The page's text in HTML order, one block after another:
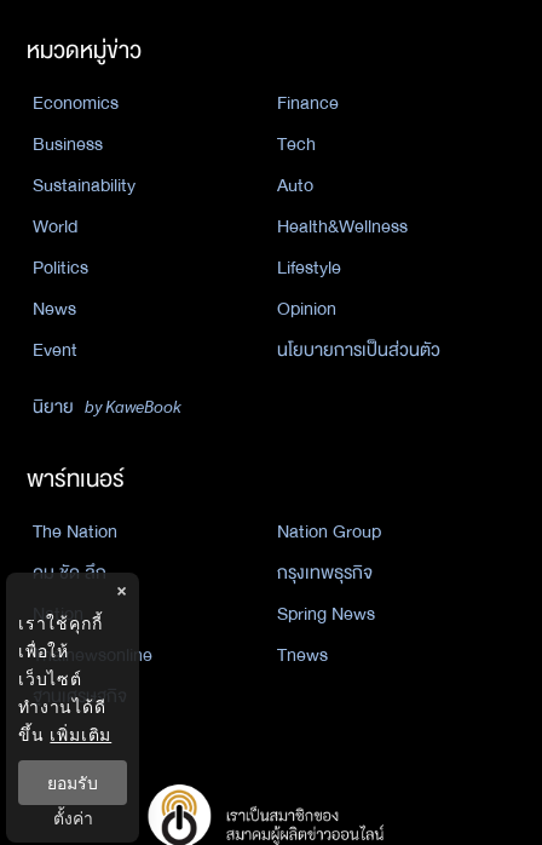
หมวดหมู่ข่าว
Economics
Finance
Business
Tech
Sustainability
Auto
World
Health&Wellness
Politics
Lifestyle
News
Opinion
Event
นโยบายการเป็นส่วนตัว
นิยาย by KaweBook
พาร์ทเนอร์
The Nation
Nation Group
คม ชัด ลึก
กรุงเทพธุรกิจ
Nation
Spring News
Thainewsonline
Tnews
ฐานเศรษฐกิจ
×
เราใช้คุกกี้
เพื่อให้
เว็บไซต์
ทำงานได้ดี
ขึ้น เพิ่มเติม
ยอมรับ
ตั้งค่า